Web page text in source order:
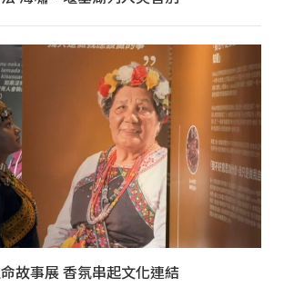
故事展 香氛串起文化連結